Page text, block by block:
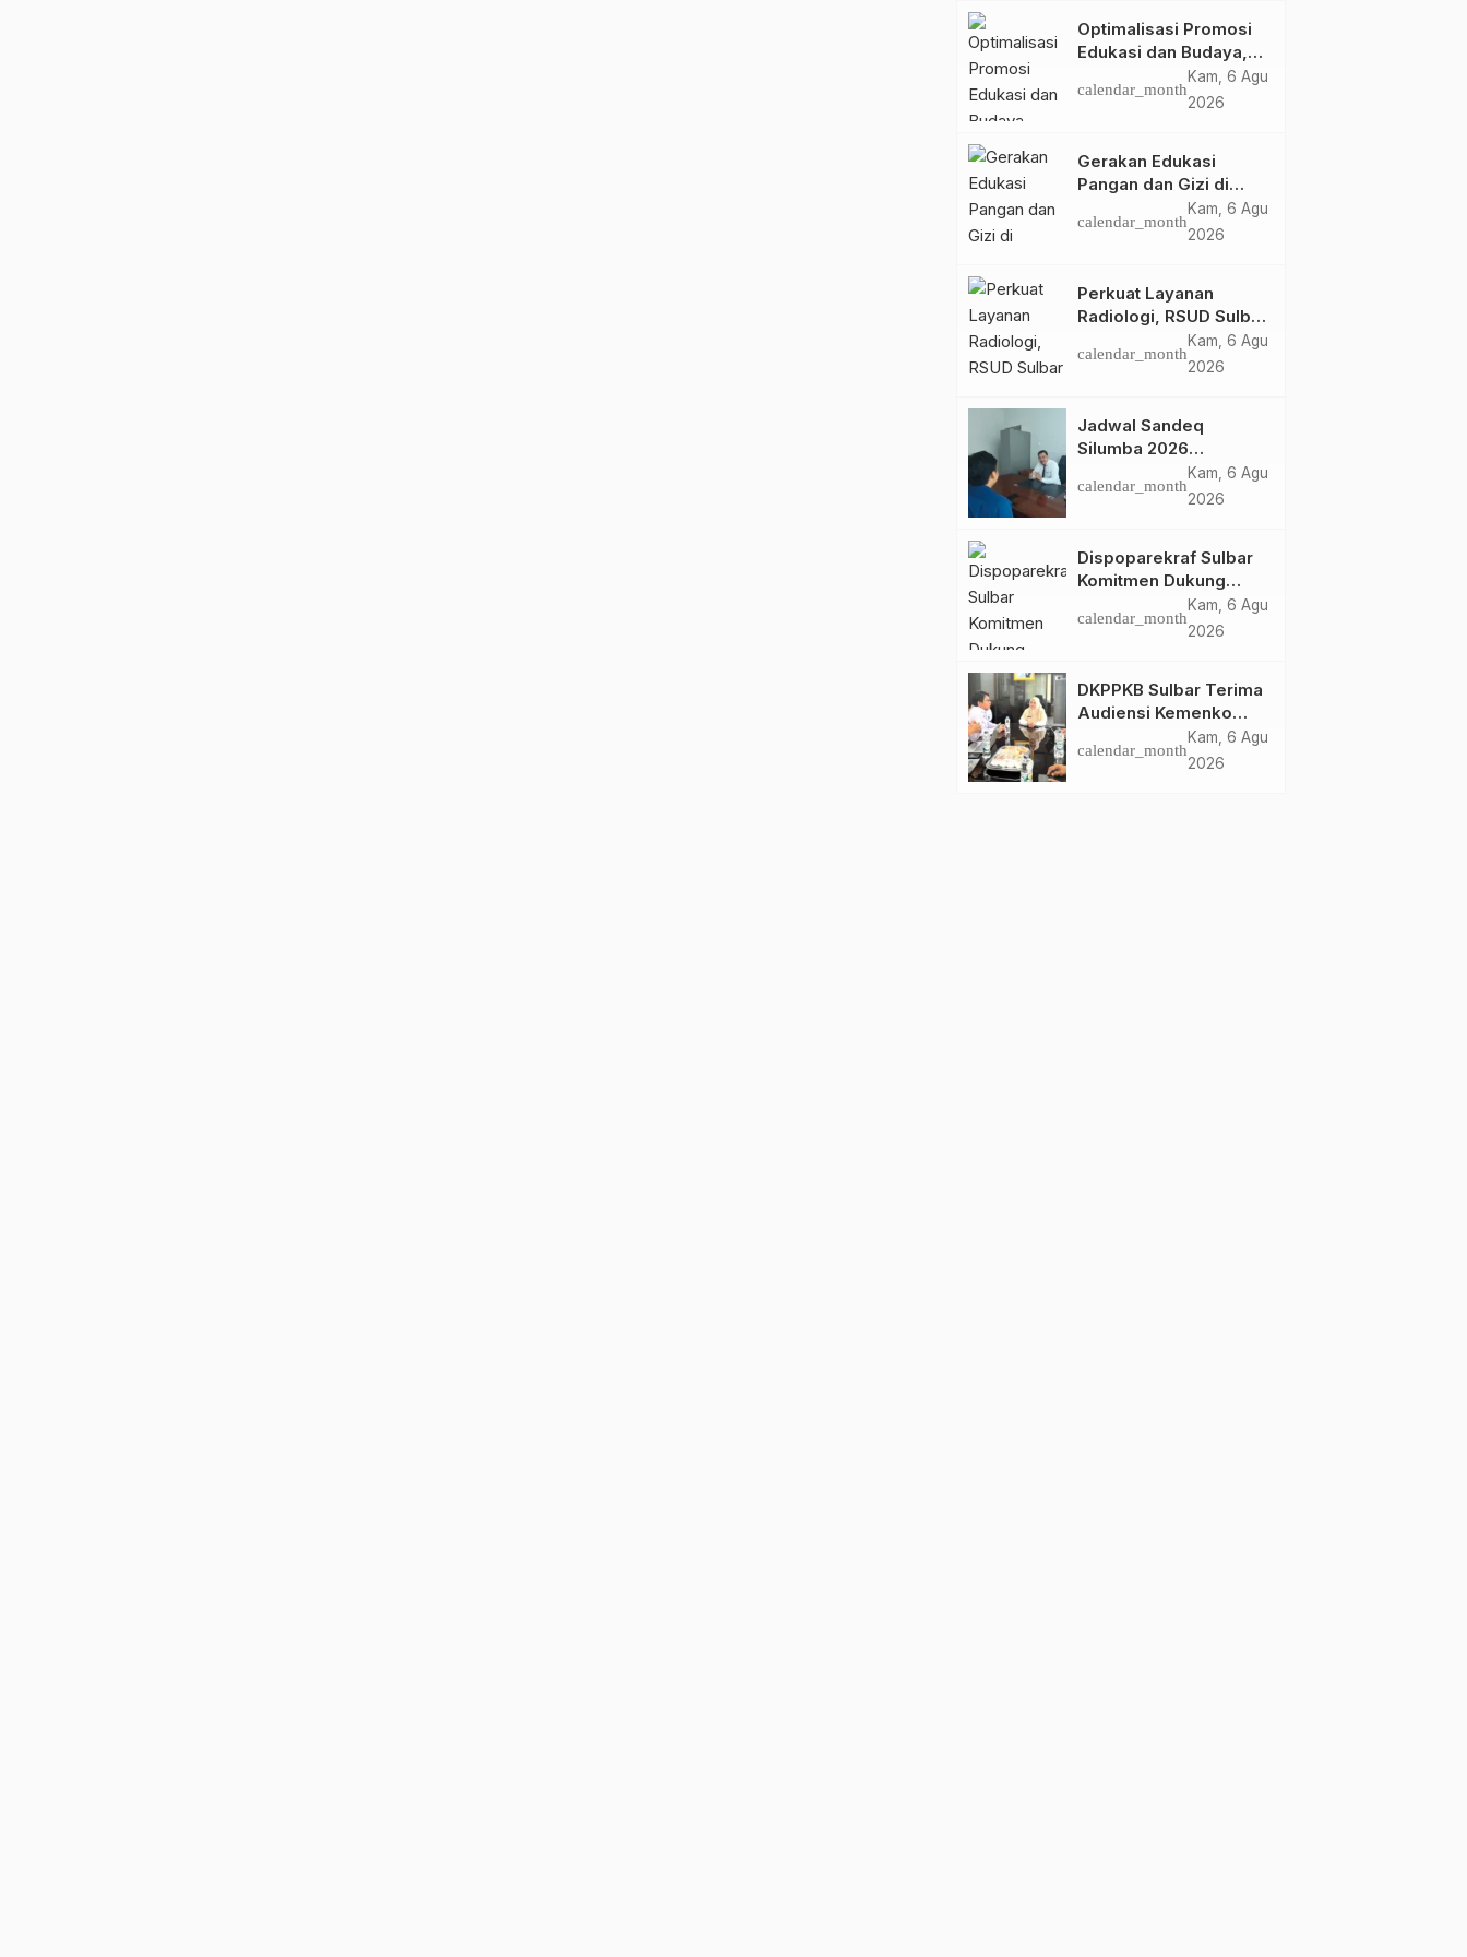
Optimalisasi Promosi
Edukasi dan Budaya,
Anjungan Provinsi
Sulawesi Barat Perkuat
TMII
calendar_month
Kam, 6 Agu
2026
Gerakan Edukasi
Pangan dan Gizi di
Mamasa: Tingkatkan
Pengetahuan dan
calendar_month
Kam, 6 Agu
2026
Perkuat Layanan
Radiologi, RSUD Sulbar
Sambut Kembali dr. Iis
Imelda, Sp.Rad
calendar_month
Kam, 6 Agu
2026
Jadwal Sandeq
Silumba 2026
Dispoparekraf Sulbar
calendar_month
Kam, 6 Agu
2026
Dispoparekraf Sulbar
Komitmen Dukung
Penyusunan RAD
TPB/SDGs Sulawesi
calendar_month
Kam, 6 Agu
2026
DKPPKB Sulbar Terima
Audiensi Kemenko
Kumham Imipas RI,
Perkuat Pelayanan
calendar_month
Kam, 6 Agu
2026